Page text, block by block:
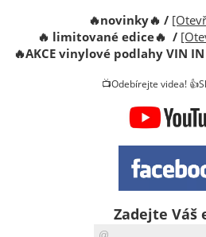
🔥novinky🔥 /
🔥 limitované edice🔥 /
🔥AKCE vinylové podlahy VIN IN
📺Odebírejte videa!
Zadejte Váš